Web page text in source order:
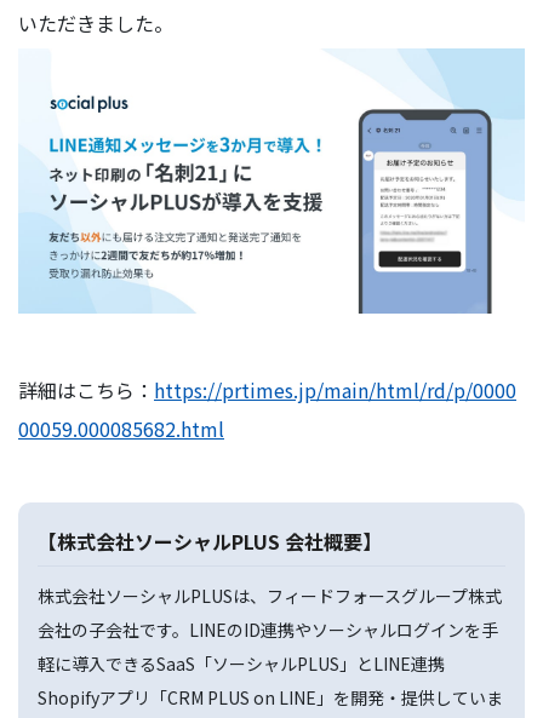
いただきました。
詳細はこちら： https://prtimes.jp/main/html/rd/p/0000
00059.000085682.html
【株式会社ソーシャルPLUS 会社概要】
株式会社ソーシャルPLUSは、フィードフォースグループ株式
会社の子会社です。LINEのID連携やソーシャルログインを手
軽に導入できるSaaS「ソーシャルPLUS」とLINE連携
Shopifyアプリ「CRM PLUS on LINE」を開発・提供していま